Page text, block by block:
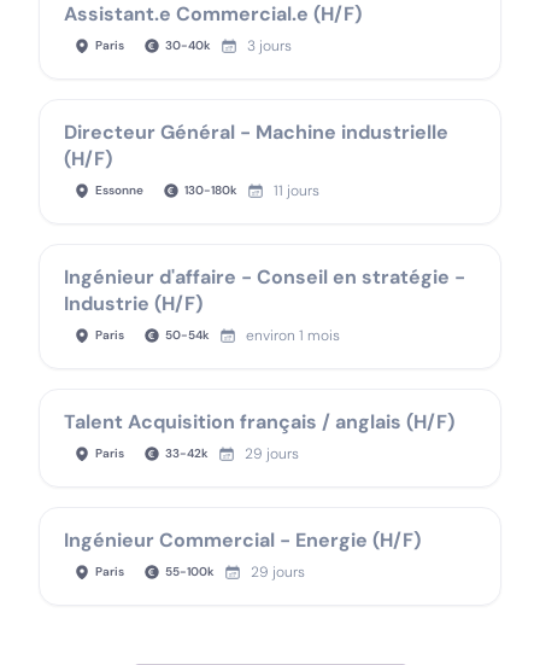
Assistant.e Commercial.e (H/F)
Paris 30-40k 3 jours
Directeur Général - Machine industrielle
(H/F)
Essonne 130-180k 11 jours
Ingénieur d'affaire - Conseil en stratégie -
Industrie (H/F)
Paris 50-54k environ 1 mois
Talent Acquisition français / anglais (H/F)
Paris 33-42k 29 jours
Ingénieur Commercial - Energie (H/F)
Paris 55-100k 29 jours